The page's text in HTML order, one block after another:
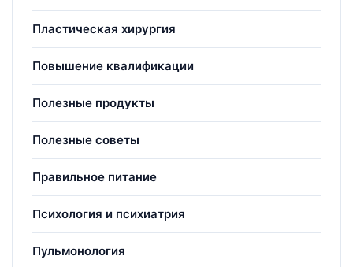
Пластическая хирургия
Повышение квалификации
Полезные продукты
Полезные советы
Правильное питание
Психология и психиатрия
Пульмонология